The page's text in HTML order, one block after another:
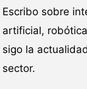
Escribo sobre
artificial,
sigo la
sector.